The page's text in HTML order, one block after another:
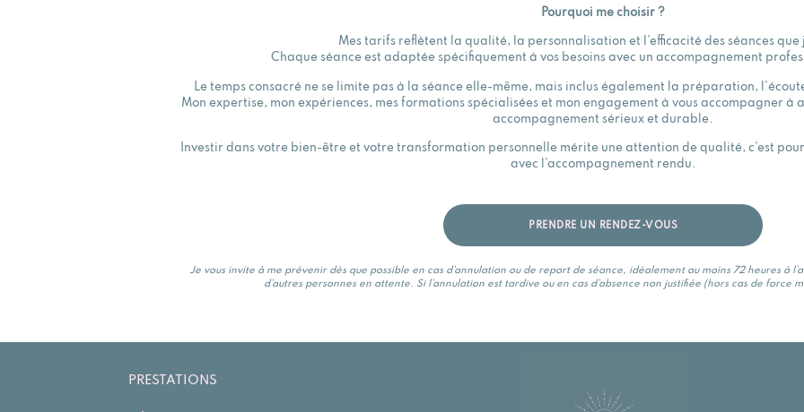
Pourquoi me choisir ?
Mes tarifs reflètent la qualité, la personnalisation et l’efficacité des séances que
Chaque séance est adaptée spécifiquement à vos besoins avec un accompagnement
Le temps consacré ne se limite pas à la séance elle-même, mais inclus également la préparation,
Mon expertise, mon expériences, mes formations spécialisées et mon engagement à vous accompagner
accompagnement sérieux et durable.
Investir dans votre bien-être et votre transformation personnelle mérite une attention de qualité, c’est
avec l’accompagnement rendu.
PRENDRE UN RENDEZ-VOUS
Je vous invite à me prévenir dès que possible en cas d’annulation ou de report de séance, idéalement au moins 72 heures à
d’autres personnes en attente. Si l’annulation est tardive ou en cas d’absence non justifiée (hors cas de force
PRESTATIONS